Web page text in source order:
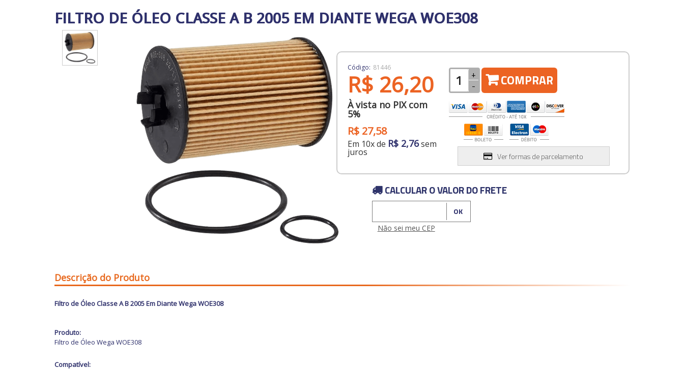
FILTRO DE ÓLEO CLASSE A B 2005 EM DIANTE WEGA WOE308
Código: 81446
R$ 26,20
À vista no PIX com
5%
R$ 27,58
Em 10x de R$ 2,76sem
juros
+
-
COMPRAR
Ver formas de parcelamento
CALCULAR O VALOR DO FRETE
Não sei meu CEP
Descrição do Produto
Filtro de Óleo Classe A B 2005 Em Diante Wega WOE308
Produto:
Filtro de Óleo Wega WOE308
Compatível: